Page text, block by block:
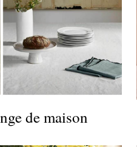
de maison